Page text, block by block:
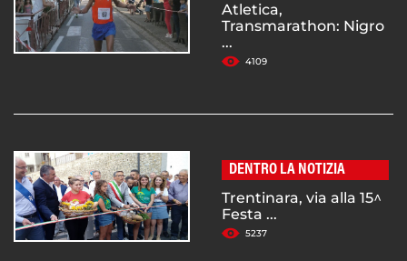
Atletica,
Transmarathon: Nigro
...
4109
DENTRO LA NOTIZIA
Trentinara, via alla 15^
Festa ...
5237